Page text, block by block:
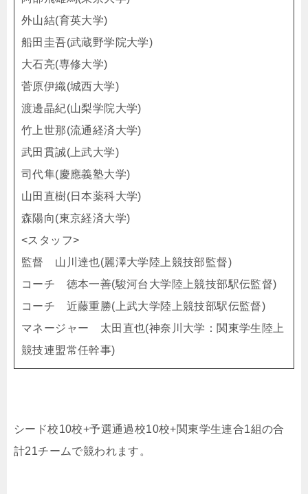
外山結(育英大学)
船田圭吾(武蔵野学院大学)
大石亮(専修大学)
菅原伊織(城西大学)
渡邊晶紀(山梨学院大学)
竹上世那(流通経済大学)
武田貫誠(上武大学)
司代隼(慶應義塾大学)
山田直樹(日本薬科大学)
森陽向(東京経済大学)
<スタッフ>
監督 山川達也(麗澤大学陸上競技部監督)
コーチ 徳本一善(駿河台大学陸上競技部駅伝監督)
コーチ 近藤重勝(上武大学陸上競技部駅伝監督)
マネージャー 太田直也(神奈川大学：関東学生陸上
競技連盟常任幹事)
シード校10校+予選通過校10校+関東学生連合1組の合
計21チームで競われます。